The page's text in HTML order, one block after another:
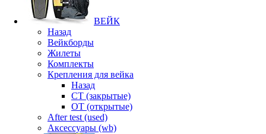
ВЕЙК
Назад
Вейкборды
Жилеты
Комплекты
Крепления для вейка
Назад
CT (закрытые)
OT (открытые)
After test (used)
Аксессуары (wb)